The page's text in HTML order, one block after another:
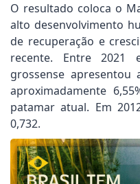
O resultado coloca o
alto desenvolvimento
de recuperação e
recente. Entre 2021
grossense apresentou
aproximadamente
patamar atual. Em
0,732.